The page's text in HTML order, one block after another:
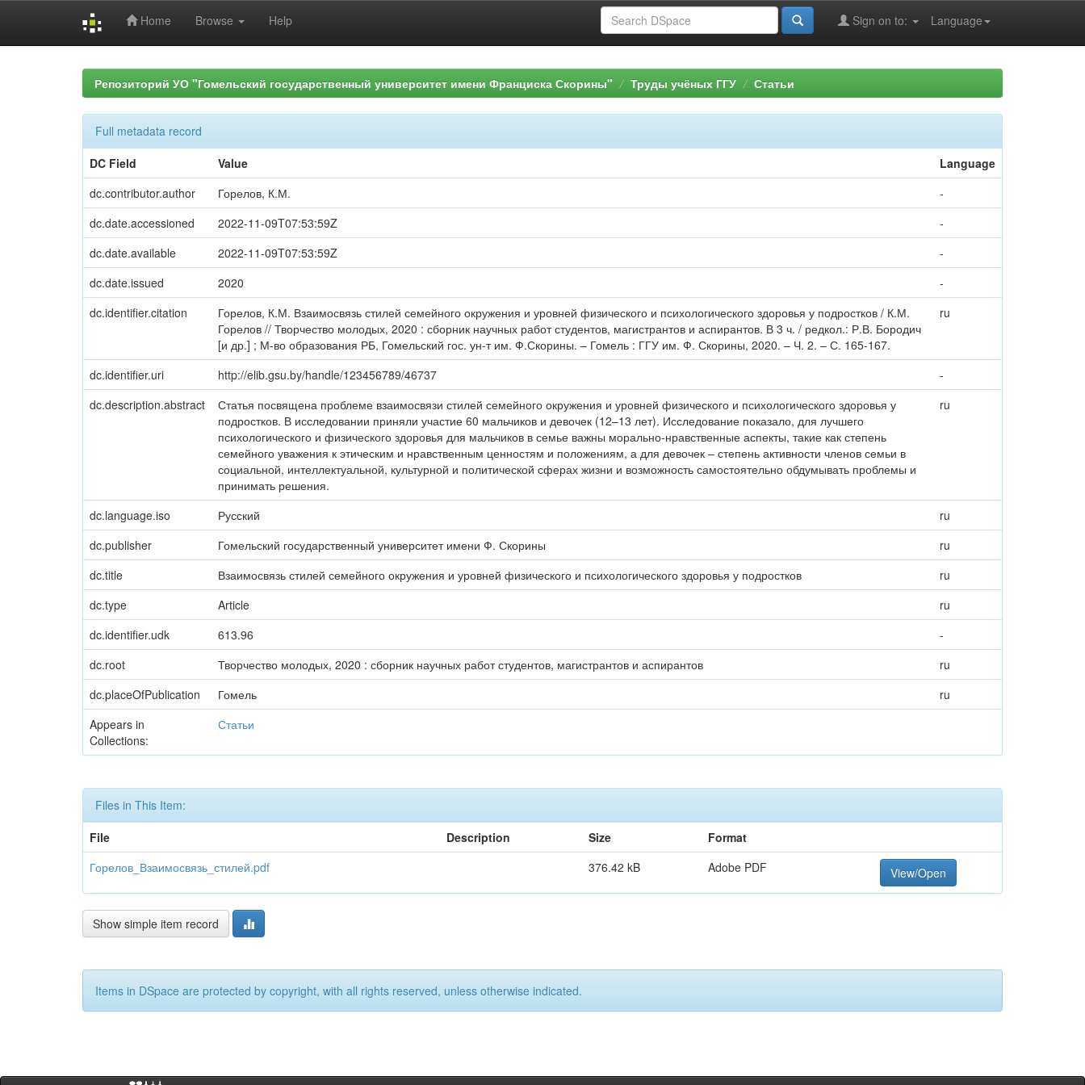
Home Browse Help Language
Sign on to:
Репозиторий УО "Гомельский государственный университет имени Франциска Скорины" Труды учёных ГГУ Статьи
Full metadata record
DC Field
Value
Language
dc.contributor.author
Горелов, К.М.
-
dc.date.accessioned
2022-11-09T07:53:59Z
-
dc.date.available
2022-11-09T07:53:59Z
-
dc.date.issued
2020
-
dc.identifier.citation
Горелов, К.М. Взаимосвязь стилей семейного окружения и уровней физического и психологического здоровья у подростков / К.М.
Горелов // Творчество молодых, 2020 : сборник научных работ студентов, магистрантов и аспирантов. В 3 ч. / редкол.: Р.В. Бородич
[и др.] ; М-во образования РБ, Гомельский гос. ун-т им. Ф.Скорины. – Гомель : ГГУ им. Ф. Скорины, 2020. – Ч. 2. – С. 165-167.
ru
dc.identifier.uri http://elib.gsu.by/handle/123456789/46737
-
dc.description.abstract
Статья посвящена проблеме взаимосвязи стилей семейного окружения и уровней физического и психологического здоровья у
подростков. В исследовании приняли участие 60 мальчиков и девочек (12–13 лет). Исследование показало, для лучшего
психологического и физического здоровья для мальчиков в семье важны морально-нравственные аспекты, такие как степень
семейного уважения к этическим и нравственным ценностям и положениям, а для девочек – степень активности членов семьи в
социальной, интеллектуальной, культурной и политической сферах жизни и возможность самостоятельно обдумывать проблемы и
принимать решения.
ru
dc.language.iso Русский
ru
dc.publisher
Гомельский государственный университет имени Ф. Скорины
ru
dc.title
Взаимосвязь стилей семейного окружения и уровней физического и психологического здоровья у подростков
ru
dc.type
Article
ru
dc.identifier.udk
613.96
-
dc.root
Творчество молодых, 2020 : сборник научных работ студентов, магистрантов и аспирантов
ru
dc.placeOfPublication
Гомель
ru
Appears in
Collections:
Статьи
Files in This Item:
File
Description Size
Format
Горелов_Взаимосвязь_стилей.pdf
376.42 kB Adobe PDF View/Open
Show simple item record
Items in DSpace are protected by copyright, with all rights reserved, unless otherwise indicated.